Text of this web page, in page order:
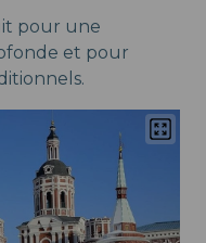
pour une
et pour